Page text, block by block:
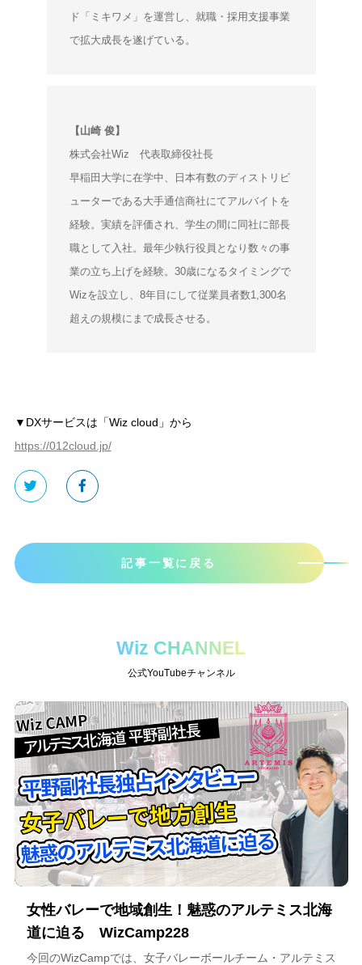
ド「ミキワメ」を運営し、就職・採用支援事業
で拡大成長を遂げている。
【山崎 俊】
株式会社Wiz 代表取締役社長
早稲田大学に在学中、日本有数のディストリビ
ューターである大手通信商社にてアルバイトを
経験。実績を評価され、学生の間に同社に部長
職として入社。最年少執行役員となり数々の事
業の立ち上げを経験。30歳になるタイミングで
Wizを設立し、8年目にして従業員者数1,300名
超えの規模にまで成長させる。
▼DXサービスは「Wiz cloud」から
https://012cloud.jp/
記事一覧に戻る
Wiz CHANNEL
公式YouTubeチャンネル
女性バレーで地域創生！魅惑のアルテミス北海
道に迫る WizCamp228
今回のWizCampでは、女子バレーボールチーム・アルテミス